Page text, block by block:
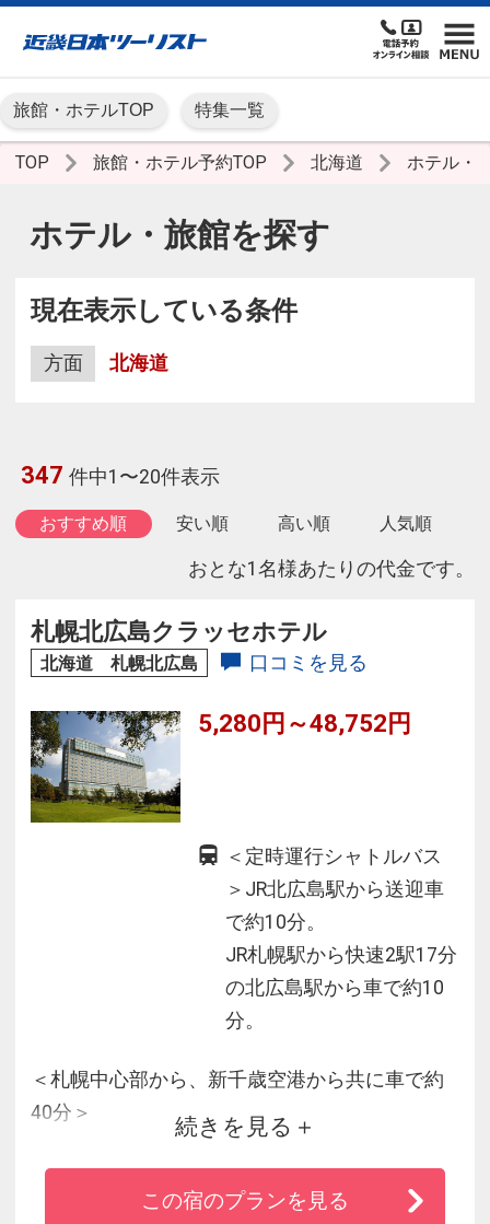
旅館・ホテルTOP 特集一覧
TOP 旅館・ホテル予約TOP 北海道 ホテル・
ホテル・旅館を探す
現在表示している条件
方面 北海道
347 件中1〜20件表示
おすすめ順 安い順 高い順 人気順
おとな1名様あたりの代金です。
札幌北広島クラッセホテル
北海道 札幌北広島 口コミを見る
5,280円～48,752円
＜定時運行シャトルバス
＞JR北広島駅から送迎車
で約10分。
JR札幌駅から快速2駅17分
の北広島駅から車で約10
分。
＜札幌中心部から、新千歳空港から共に車で約
40分＞
◆良質な温泉とプール・テニスコートなど兼ね
揃えたアーバン型リゾートホテル。
続きを見る
この宿のプランを見る